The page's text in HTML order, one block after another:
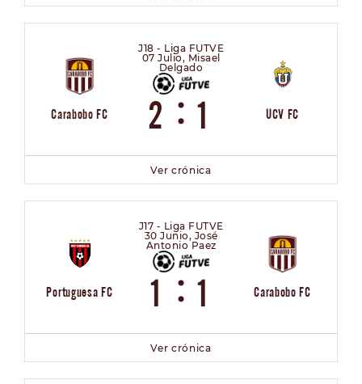
Carabobo FC
J18 - Liga FUTVE
07 Julio, Misael
Delgado
2 : 1 UCV FC
Ver crónica
Portuguesa FC
J17 - Liga FUTVE
30 Junio, José
Antonio Paez
1 : 1 Carabobo FC
Ver crónica